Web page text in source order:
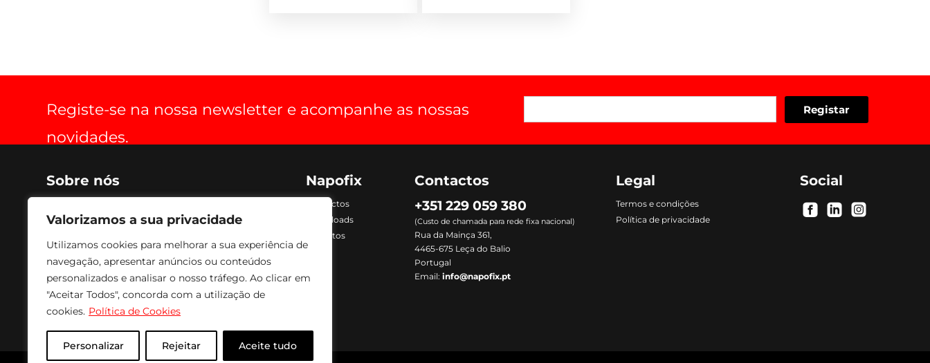
Valorizamos a sua privacidade
Utilizamos cookies para melhorar a sua experiência de
navegação, apresentar anúncios ou conteúdos
personalizados e analisar o nosso tráfego. Ao clicar em
"Aceitar Todos", concorda com a utilização de
cookies. Política de Cookies
Personalizar Rejeitar Aceite tudo
Registe-se na nossa newsletter e acompanhe as nossas
novidades.
Sobre nós
optimização de espaço, práticas, estéticas, funcionais
imagem. Os nossos produtos são fabricados com
tecnologia avançada, combinando com acabamento
a Epóxi, conferindo um acabamento e textura de
excelente qualidade e durabilidade. Para fazer face às
solicitações mais urgentes temos sempre em stock
todos os produtos para entrega imediata.
Napofix
Contactos
Downloads
Produtos
Contactos
+351 229 059 380
(Custo de chamada para rede fixa nacional)
Rua da Mainça 361,
4465-675 Leça do Balio
Portugal
Email:info@napofix.pt
Legal
Termos e condições
Política de privacidade
Social